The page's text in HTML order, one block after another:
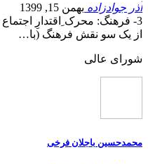
آذر جوادزاده بهمن 15, 1399
3- فرهنگ: محرک ِاقتدارِ
از یک سو نقش فرهنگ (با…
شورای عالی
محمدحسین باجلان فرخی